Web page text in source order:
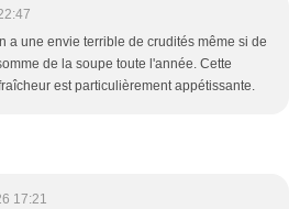
a une envie terrible de crudités même si de
de la soupe toute l'année. Cette
est particulièrement appétissante.
17:21